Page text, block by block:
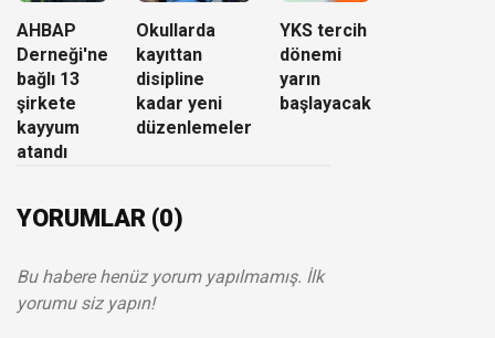
AHBAP
Derneği'ne
bağlı 13
şirkete
kayyum
atandı
Okullarda
kayıttan
disipline
kadar yeni
düzenlemeler
YKS tercih
dönemi
yarın
başlayacak
YORUMLAR (0)
Bu habere henüz yorum yapılmamış. İlk
yorumu siz yapın!